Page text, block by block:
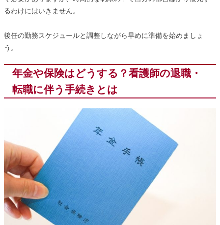
るわけにはいきません。
後任の勤務スケジュールと調整しながら早めに準備を始めましょ
う。
年金や保険はどうする？看護師の退職・
転職に伴う手続きとは